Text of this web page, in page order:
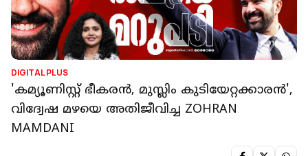
DIGITAL PLUS
'കമ്യൂണിസ്റ്റ് ഭീകരന്‍, മുസ്ലിം കുടിയേറ്റക്കാരന്‍',
വിദ്വേഷ മഴയെ അതിജീവിച്ച ZOHRAN
MAMDANI